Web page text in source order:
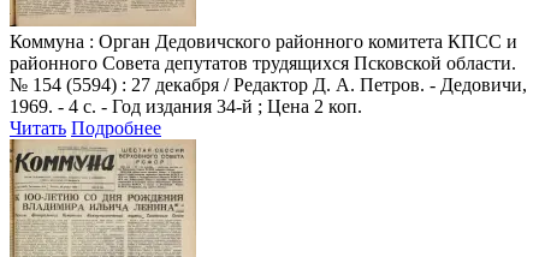
Коммуна : Орган Дедовичского районного комитета КПСС и
районного Совета депутатов трудящихся Псковской области.
№ 154 (5594) : 27 декабря / Редактор Д. А. Петров. - Дедовичи,
1969. - 4 с. - Год издания 34-й ; Цена 2 коп.
Читать Подробнее